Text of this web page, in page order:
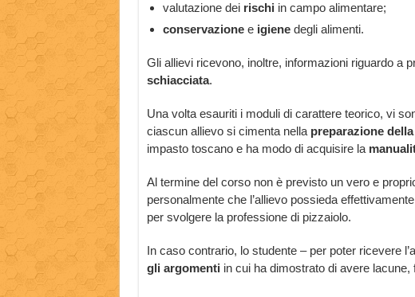
valutazione dei rischi in campo alimentare;
conservazionee igienedegli alimenti.
Gli allievi ricevono, inoltre, informazioni riguardo a
schiacciata.
Una volta esauriti i moduli di carattere teorico, vi
ciascun allievo si cimenta nella preparazione
impasto toscano e ha modo di acquisire la
Al termine del corso non è previsto un vero e
personalmente che l’allievo possieda
per svolgere la professione di pizzaiolo.
In caso contrario, lo studente – per poter ricevere
gli argomenti in cui ha dimostrato di avere